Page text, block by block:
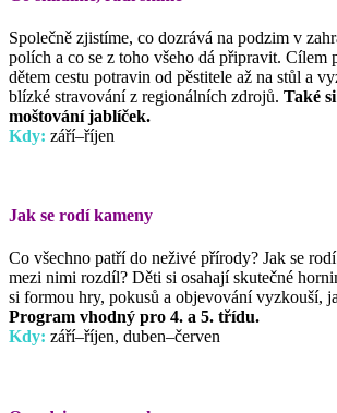
Společně zjistíme, co dozrává na podzim v
polích a co se z toho všeho dá připravit. Cílem
dětem cestu potravin od pěstitele až na stůl a
blízké stravování z regionálních zdrojů. Také
moštování jablíček.
Kdy: září–říjen
Jak se rodí kameny
Co všechno patří do neživé přírody? Jak se
mezi nimi rozdíl? Děti si osahají skutečné
si formou hry, pokusů a objevování vyzkouší,
Program vhodný pro 4. a 5. třídu.
Kdy: září–říjen, duben–červen